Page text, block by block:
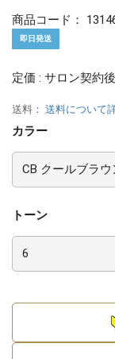
商品コード：
即日発送
定価 : サロン契約
送料： 送料について
カラー
トーン